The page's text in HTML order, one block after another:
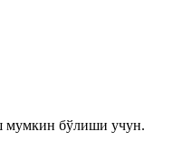
мумкин бўлиши учун.